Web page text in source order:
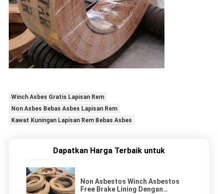
Winch Asbes Gratis Lapisan Rem
Non Asbes Bebas Asbes Lapisan Rem
Kawat Kuningan Lapisan Rem Bebas Asbes
Dapatkan Harga Terbaik untuk
Non Asbestos Winch Asbestos
Free Brake Lining Dengan